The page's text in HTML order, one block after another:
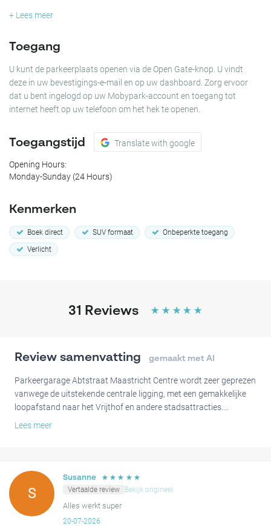
gemakkelijk bereikbaar en zeer handig voor degenen die deze
is de betrouwbare en slimme keuze voor uw volgende
parkeerbehoeften in de stad Maastricht.
+ Lees meer
Toegang
U kunt de parkeerplaats openen via de Open Gate-knop. U vindt
deze in uw bevestigings-e-mail en op uw dashboard. Zorg ervoor
dat u bent ingelogd op uw Mobypark-account en toegang tot
internet heeft op uw telefoon om het hek te openen.
Toegangstijd Translate with google
Opening Hours:
Monday-Sunday (24 Hours)
Kenmerken
Boek direct SUV formaat
Onbeperkte toegang
Verlicht
31 Reviews ☆ ☆ ☆ ☆ ☆
Review samenvatting gemaakt met AI
Parkeergarage Abtstraat Maastricht Centre wordt zeer geprezen
vanwege de uitstekende centrale ligging, met een gemakkelijke
loopafstand naar het Vrijthof en andere stadsattracties.
Gebruikers prijzen consequent de netheid, veiligheid en
Hoewel de beoordelingen overwegend positief zijn, hebben
sommige gasten soms verwarring over het toegangssysteem
genoemd en dat de poorten smal zijn voor grotere voertuigen.
Lees meer
S
Susanne ☆ ☆ ☆ ☆ ☆
Vertaalde review
Bekijk origineel
Alles werkt super
20-07-2026